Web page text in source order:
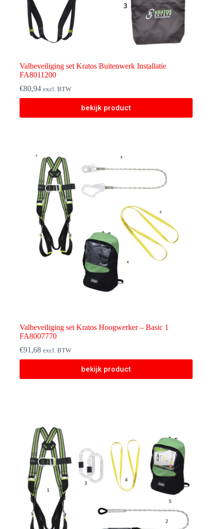
Valbeveiliging set Kratos Buitenwerk Installatie
FA8011200
€80,94 excl. BTW
bekijk product
Valbeveiliging set Kratos Hoogwerker – Basic 1
FA8007770
€91,68 excl. BTW
bekijk product